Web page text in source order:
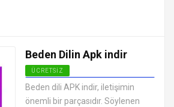
Beden Dilin Apk indir
ÜCRETSIZ
ANDROID SAĞLIK VE FITNESS
UYGULAMALARI APK
Beden dili APK indir, iletişimin
önemli bir parçasıdır. Söylenen